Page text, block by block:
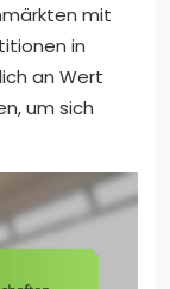
mit
in
an Wert
um sich